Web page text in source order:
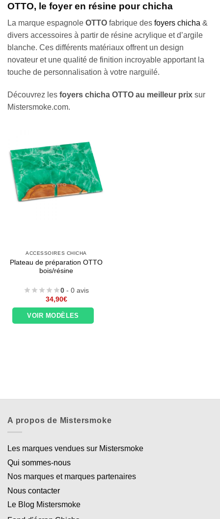
OTTO, le foyer en résine pour chicha
La marque espagnole OTTO fabrique des foyers chicha &
divers accessoires à partir de résine acrylique et d’argile
blanche. Ces différents matériaux offrent un design
novateur et une qualité de finition incroyable apportant la
touche de personnalisation à votre narguilé.
Découvrez les foyers chicha OTTO au meilleur prix sur
Mistersmoke.com.
ACCESSOIRES CHICHA
Plateau de préparation OTTO
bois/résine
0 - 0 avis
34,90€
VOIR MODÈLES
A propos de Mistersmoke
Les marques vendues sur Mistersmoke
Qui sommes-nous
Nos marques et marques partenaires
Nous contacter
Le Blog Mistersmoke